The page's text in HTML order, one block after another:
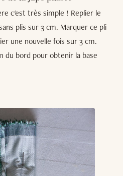
c'est très simple ! Replier le
plis sur 3 cm. Marquer ce pli
une nouvelle fois sur 3 cm.
du bord pour obtenir la base